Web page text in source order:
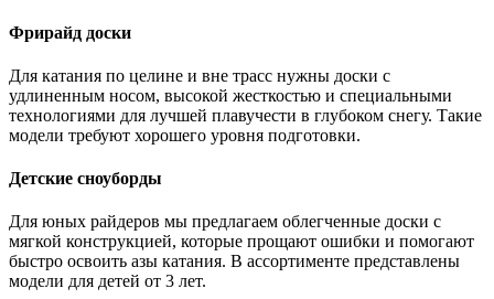
Фрирайд доски
Для катания по целине и вне трасс нужны доски с
удлиненным носом, высокой жесткостью и специальными
технологиями для лучшей плавучести в глубоком снегу. Такие
модели требуют хорошего уровня подготовки.
Детские сноуборды
Для юных райдеров мы предлагаем облегченные доски с
мягкой конструкцией, которые прощают ошибки и помогают
быстро освоить азы катания. В ассортименте представлены
модели для детей от 3 лет.